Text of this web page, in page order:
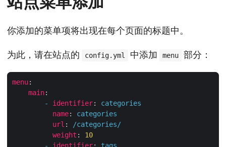
你添加的菜单项将出现在每个页面的标题中。
为此，请在站点的 config.yml 中添加 menu 部分：
menu:
main:
-
identifier:
categories
name:
categories
url :
/categories/
weight :
10